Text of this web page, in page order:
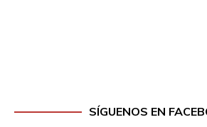
SÍGUENOS EN